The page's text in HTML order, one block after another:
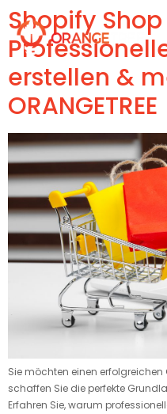
Shopify
erstellen &
ORANGETREE
Sie möchten einen
schaffen Sie die perfekte
Erfahren Sie, warum